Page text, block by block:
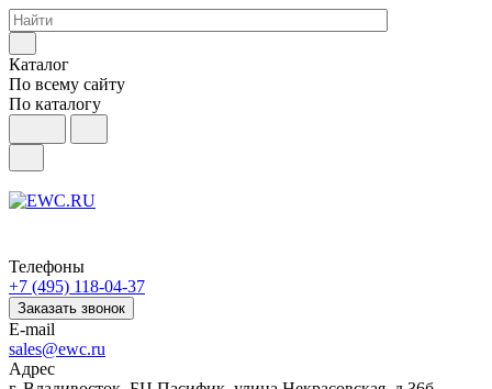
Каталог
По всему сайту
По каталогу
Телефоны
+7 (495) 118-04-37
Заказать звонок
E-mail
sales@ewc.ru
Адрес